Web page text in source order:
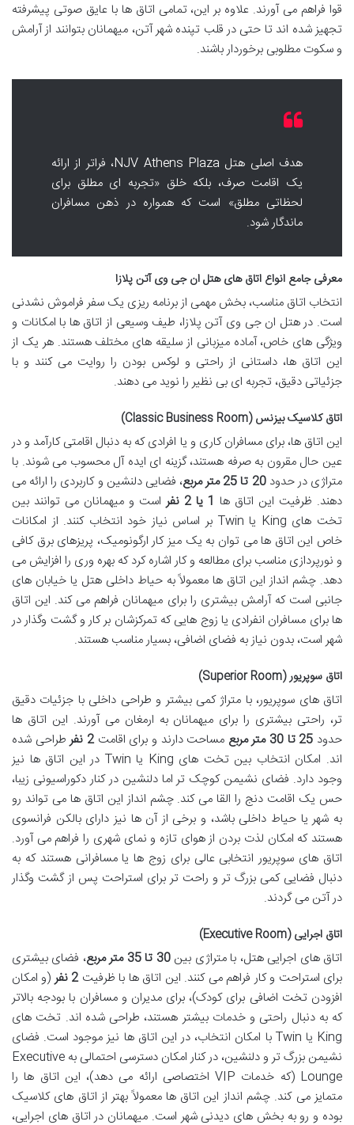
قوا فراهم می آورند. علاوه بر این، تمامی اتاق ها با عایق صوتی پیشرفته
تجهیز شده اند تا حتی در قلب تپنده شهر آتن، میهمانان بتوانند از آرامش
و سکوت مطلوبی برخوردار باشند.
هدف اصلی هتل NJV Athens Plaza، فراتر از ارائه
یک اقامت صرف، بلکه خلق «تجربه ای مطلق برای
لحظاتی مطلق» است که همواره در ذهن مسافران
ماندگار شود.
معرفی جامع انواع اتاق های هتل ان جی وی آتن پلازا
انتخاب اتاق مناسب، بخش مهمی از برنامه ریزی یک سفر فراموش نشدنی
است. در هتل ان جی وی آتن پلازا، طیف وسیعی از اتاق ها با امکانات و
ویژگی های خاص، آماده میزبانی از سلیقه های مختلف هستند. هر یک از
این اتاق ها، داستانی از راحتی و لوکس بودن را روایت می کنند و با
جزئیاتی دقیق، تجربه ای بی نظیر را نوید می دهند.
اتاق کلاسیک بیزنس (Classic Business Room)
این اتاق ها، برای مسافران کاری و یا افرادی که به دنبال اقامتی کارآمد و در
عین حال مقرون به صرفه هستند، گزینه ای ایده آل محسوب می شوند. با
متراژی در حدود20 تا 25 متر مربع
، فضایی دلنشین و کاربردی را ارائه می
دهند. ظرفیت این اتاق ها 1 یا 2 نفر
است و میهمانان می توانند بین
تخت های King یا Twin بر اساس نیاز خود انتخاب کنند. از امکانات
خاص این اتاق ها می توان به یک میز کار ارگونومیک، پریزهای برق کافی
و نورپردازی مناسب برای مطالعه و کار اشاره کرد که بهره وری را افزایش می
دهد. چشم انداز این اتاق ها معمولاً به حیاط داخلی هتل یا خیابان های
جانبی است که آرامش بیشتری را برای میهمانان فراهم می کند. این اتاق
ها برای مسافران انفرادی یا زوج هایی که تمرکزشان بر کار و گشت وگذار در
شهر است، بدون نیاز به فضای اضافی، بسیار مناسب هستند.
اتاق سوپریور (Superior Room)
اتاق های سوپریور، با متراژ کمی بیشتر و طراحی داخلی با جزئیات دقیق
تر، راحتی بیشتری را برای میهمانان به ارمغان می آورند. این اتاق ها
حدود 25 تا 30 متر مربع مساحت دارند و برای اقامت2 نفر
طراحی شده
اند. امکان انتخاب بین تخت های King یا Twin در این اتاق ها نیز
وجود دارد. فضای نشیمن کوچک تر اما دلنشین در کنار دکوراسیونی زیبا،
حس یک اقامت دنج را القا می کند. چشم انداز این اتاق ها می تواند رو
به شهر یا حیاط داخلی باشد، و برخی از آن ها نیز دارای بالکن فرانسوی
هستند که امکان لذت بردن از هوای تازه و نمای شهری را فراهم می آورد.
اتاق های سوپریور انتخابی عالی برای زوج ها یا مسافرانی هستند که به
دنبال فضایی کمی بزرگ تر و راحت تر برای استراحت پس از گشت وگذار
در آتن می گردند.
اتاق اجرایی (Executive Room)
اتاق های اجرایی هتل، با متراژی بین30 تا 35 متر مربع
، فضای بیشتری
برای استراحت و کار فراهم می کنند. این اتاق ها با ظرفیت2 نفر
(و امکان
افزودن تخت اضافی برای کودک)، برای مدیران و مسافران با بودجه بالاتر
که به دنبال راحتی و خدمات بیشتر هستند، طراحی شده اند. تخت های
King یا Twin با امکان انتخاب، در این اتاق ها نیز موجود است. فضای
نشیمن بزرگ تر و دلنشین، در کنار امکان دسترسی احتمالی به Executive
Lounge (که خدمات VIP اختصاصی ارائه می دهد)، این اتاق ها را
متمایز می کند. چشم انداز این اتاق ها معمولاً بهتر از اتاق های کلاسیک
بوده و رو به بخش های دیدنی شهر است. میهمانان در اتاق های اجرایی،